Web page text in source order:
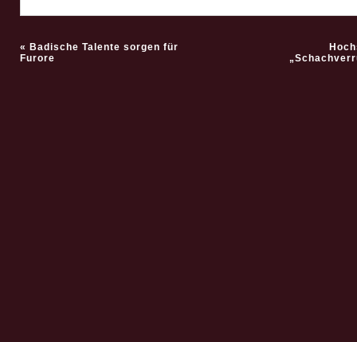
« Badische Talente sorgen für
Furore